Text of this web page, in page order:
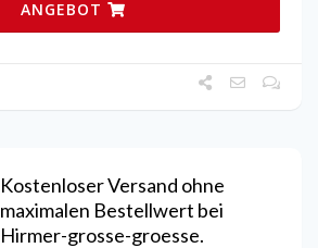
ANGEBOT
Kostenloser Versand ohne
maximalen Bestellwert bei
Hirmer-grosse-groesse.